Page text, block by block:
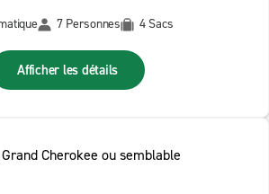
7 Personnes 4 Sacs
Afficher les détails